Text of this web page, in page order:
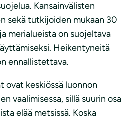
Kansainvälisten
sekä tutkijoiden mukaan 30
merialueista on suojeltava
Heikentyneitä
ennallistettava.
ovat keskiössä luonnon
vaalimisessa, sillä suurin osa
elää metsissä. Koska